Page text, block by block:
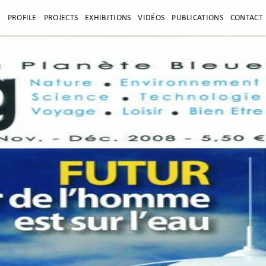
PROFILE PROJECTS EXHIBITIONS VIDÉOS PUBLICATIONS CONTACT